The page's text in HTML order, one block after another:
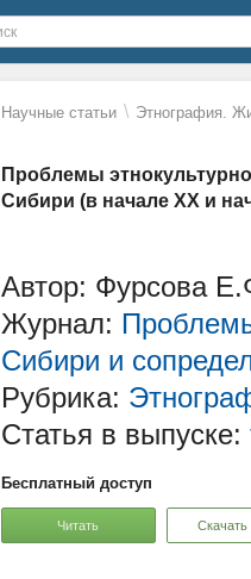
Научные статьи \ Этнография.
Проблемы
Сибири (в начале XX и
Автор: Фурсова
Журнал:
Сибири и
Рубрика:
Статья в выпуске:
Бесплатный доступ
Читать Скачать